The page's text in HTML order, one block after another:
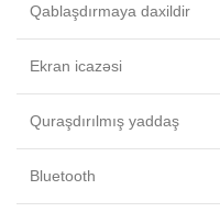
Qablaşdırmaya daxildir
Ekran icazəsi
Quraşdırılmış yaddaş
Bluetooth